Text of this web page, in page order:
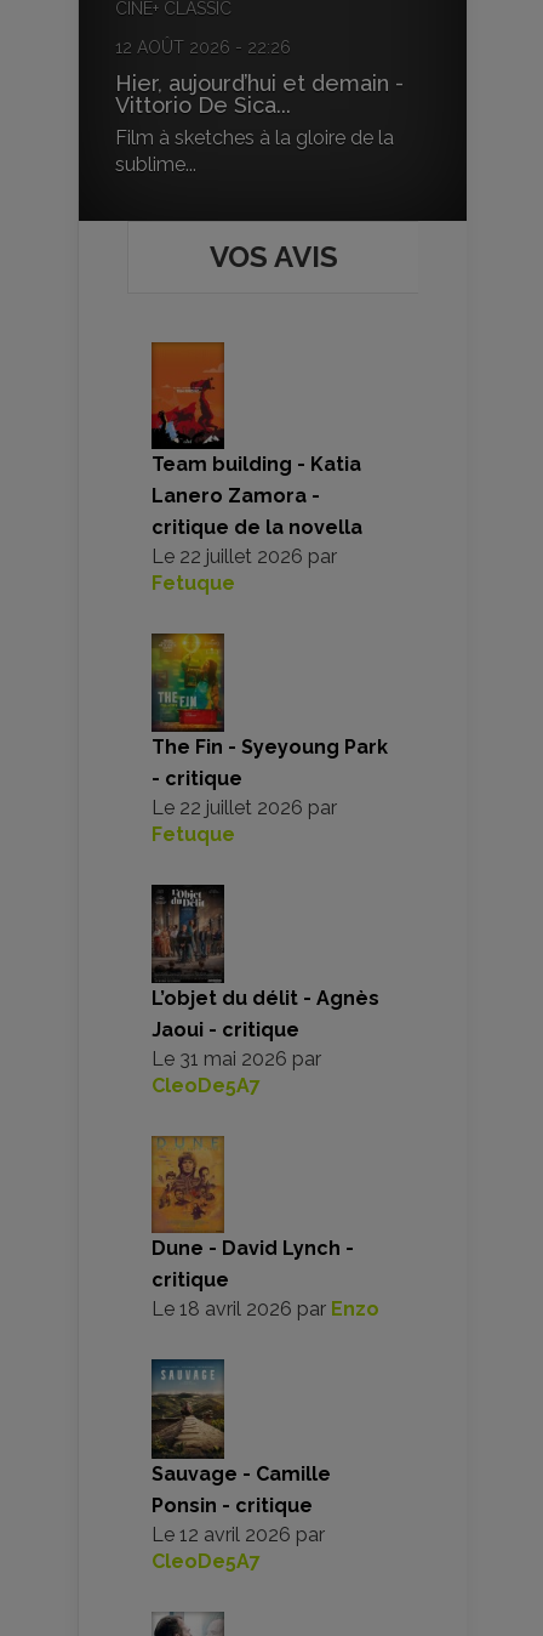
CINÉ+ CLASSIC
12 AOÛT 2026 - 22:26
Hier, aujourd’hui et demain -
Vittorio De Sica...
Film à sketches à la gloire de la
sublime...
VOS AVIS
Team building - Katia
Lanero Zamora -
critique de la novella
Le 22 juillet 2026 par
Fetuque
The Fin - Syeyoung Park
- critique
Le 22 juillet 2026 par
Fetuque
L’objet du délit - Agnès
Jaoui - critique
Le 31 mai 2026 par
CleoDe5A7
Dune - David Lynch -
critique
Le 18 avril 2026 par Enzo
Sauvage - Camille
Ponsin - critique
Le 12 avril 2026 par
CleoDe5A7